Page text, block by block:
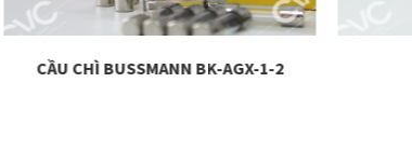
CẦU CHÌ BUSSMANN BK-AGX-1-2